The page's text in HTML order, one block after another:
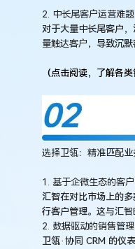
2. 中长尾客户运营难题
对于大量中长尾客户，
量触达客户 ，导致沉
（点击阅读，了解各
选择卫瓴：精准匹配业
1. 基于企微生态的客
汇智在对比市场上的
行客户管理。这与汇
2. 数据驱动的销售管
卫瓴·协同 CRM 的仪